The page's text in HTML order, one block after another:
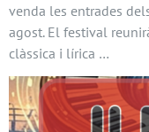
venda les entrades
agost. El festival
clàssica i lírica …